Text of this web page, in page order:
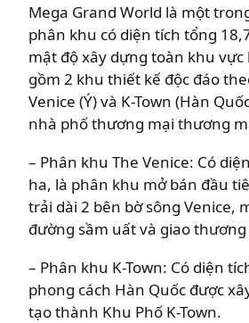
Mega Grand World là một
phân khu có diện tích tổng
mật độ xây dựng toàn khu vực
gồm 2 khu thiết kế độc đáo
Venice (Ý) và K-Town (Hàn
nhà phố thương mại thương
– Phân khu The Venice: Có
ha, là phân khu mở bán đầu
trải dài 2 bên bờ sông Venice,
đường sầm uất và giao
– Phân khu K-Town: Có diện
phong cách Hàn Quốc được
tạo thành Khu Phố K-Town.